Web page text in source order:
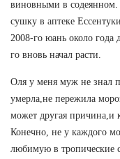
виновными в содеянном.
сушку в аптеке
2008-го юань около года
го вновь начал расти.
Оля у меня муж не знал
умерла,не пережила
может другая причина,и
Конечно, не у каждого
любимую в тропические